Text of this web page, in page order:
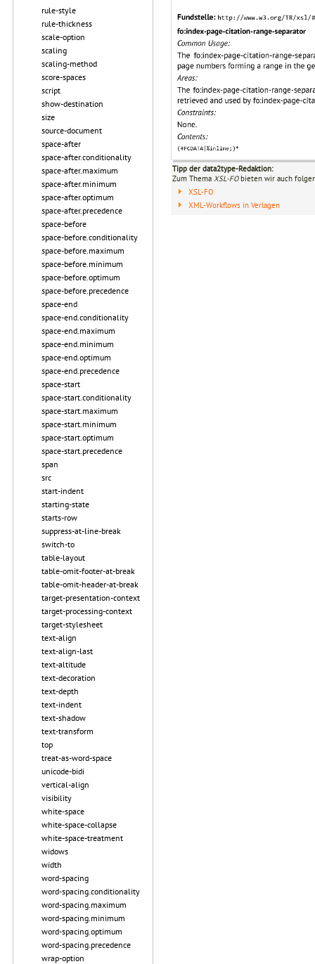
rule-style
rule-thickness
scale-option
scaling
scaling-method
score-spaces
script
show-destination
size
source-document
space-after
space-after.conditionality
space-after.maximum
space-after.minimum
space-after.optimum
space-after.precedence
space-before
space-before.conditionality
space-before.maximum
space-before.minimum
space-before.optimum
space-before.precedence
space-end
space-end.conditionality
space-end.maximum
space-end.minimum
space-end.optimum
space-end.precedence
space-start
space-start.conditionality
space-start.maximum
space-start.minimum
space-start.optimum
space-start.precedence
span
src
start-indent
starting-state
starts-row
suppress-at-line-break
switch-to
table-layout
table-omit-footer-at-break
table-omit-header-at-break
target-presentation-context
target-processing-context
target-stylesheet
text-align
text-align-last
text-altitude
text-decoration
text-depth
text-indent
text-shadow
text-transform
top
treat-as-word-space
unicode-bidi
vertical-align
visibility
white-space
white-space-collapse
white-space-treatment
widows
width
word-spacing
word-spacing.conditionality
word-spacing.maximum
word-spacing.minimum
word-spacing.optimum
word-spacing.precedence
wrap-option
Tipp der data2type-Redaktion:
Zum Thema XSL-FObieten wir auch
XSL-FO
XML-Workflows in Verlagen